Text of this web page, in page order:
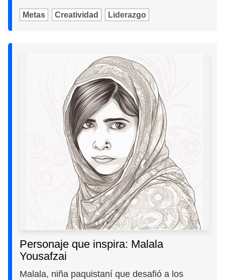
Metas Creatividad Liderazgo
Personaje que inspira: Malala
Yousafzai
Malala, niña paquistaní que desafió a los